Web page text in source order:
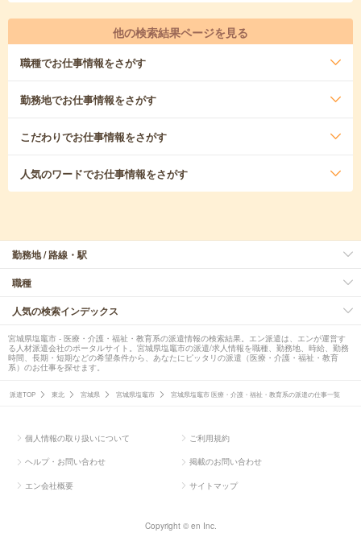
他の検索結果ページを見る
職種でお仕事情報をさがす
勤務地でお仕事情報をさがす
こだわりでお仕事情報をさがす
人気のワードでお仕事情報をさがす
勤務地 / 路線・駅
職種
人気の検索インデックス
宮城県塩竈市 - 医療・介護・福祉・教育系の派遣情報の検索結果。エン派遣は、エンが運営す
る人材派遣会社のポータルサイト。宮城県塩竈市の派遣/求人情報を職種、勤務地、時給、勤務
時間、長期・短期などの希望条件から、あなたにピッタリの派遣（医療・介護・福祉・教育
系）のお仕事を探せます。
派遣TOP 東北 宮城県 宮城県塩竈市 宮城県塩竈市 医療・介護・福祉・教育系の派遣の仕事一覧
個人情報の取り扱いについて ご利用規約
ヘルプ・お問い合わせ 掲載のお問い合わせ
エン会社概要 サイトマップ
Copyright © en Inc.